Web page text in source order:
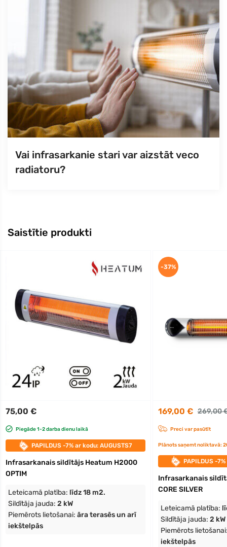
Vai infrasarkanie stari var aizstāt veco
radiatoru?
Saistītie produkti
75,00 €
Piegāde 1-2 darba dienu laikā
PAPILDUS -7% ar kodu: AUGUSTS7
Infrasarkanais sildītājs Heatum H2000
OPTIM
Leteicamā platība: līdz 18 m2.
Sildītāja jauda: 2 kW
Piemērots lietošanai: āra terasēs un arī
iekštelpās
169,00 € 269,00
Preci var pasūtīt
Plānots saņemt noliktavā:
PAPILDUS -
Infrasarkanais
CORE SILVER
Leteicamā platība:
Sildītāja jauda: 2 kW
Piemērots
iekštelpās
-37%